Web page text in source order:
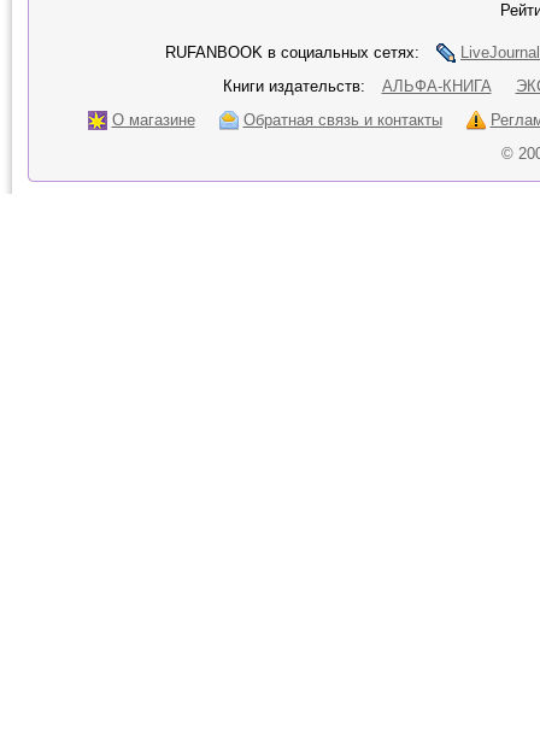
RUFANBOOK в социальных сетях:
LiveJournal
Книги издательств:
АЛЬФА-КНИГА
О магазине
Обратная связь и контакты
©